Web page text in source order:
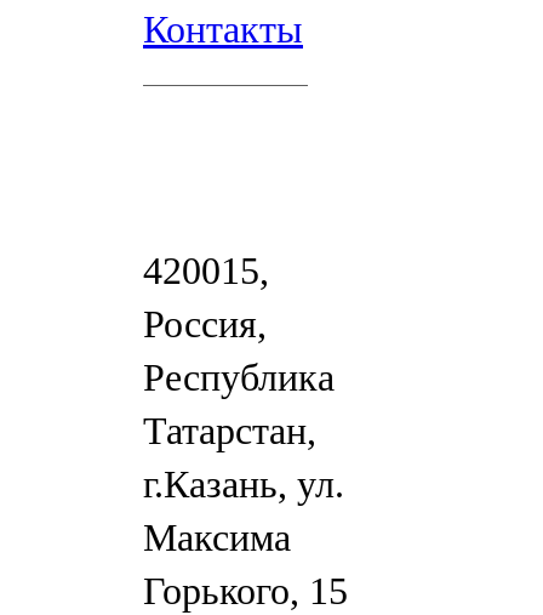
Контакты
420015,
Россия,
Республика
Татарстан,
г.Казань, ул.
Максима
Горького, 15